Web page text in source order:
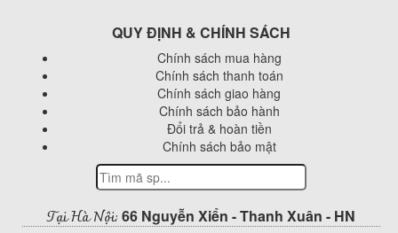
QUY ĐỊNH & CHÍNH SÁCH
Chính sách mua hàng
Chính sách thanh toán
Chính sách giao hàng
Chính sách bảo hành
Đổi trả & hoàn tiền
Chính sách bảo mật
Tại Hà Nội: 66 Nguyễn Xiển - Thanh Xuân - HN